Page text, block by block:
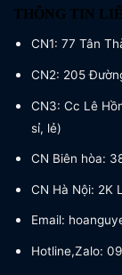
THÔNG TIN
CN1: 77 Tân
CN2: 205
CN3: Cc Lê
sỉ, lẻ)
CN Biên hòa:
CN Hà Nội: 2K
Email:
Hotline,Zalo: